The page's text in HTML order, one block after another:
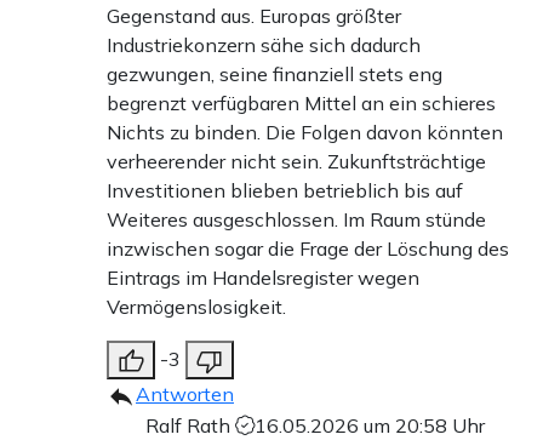
Gegenstand aus. Europas größter
Industriekonzern sähe sich dadurch
gezwungen, seine finanziell stets eng
begrenzt verfügbaren Mittel an ein schieres
Nichts zu binden. Die Folgen davon könnten
verheerender nicht sein. Zukunftsträchtige
Investitionen blieben betrieblich bis auf
Weiteres ausgeschlossen. Im Raum stünde
inzwischen sogar die Frage der Löschung des
Eintrags im Handelsregister wegen
Vermögenslosigkeit.
-3
Antworten
Ralf Rath
16.05.2026 um 20:58 Uhr